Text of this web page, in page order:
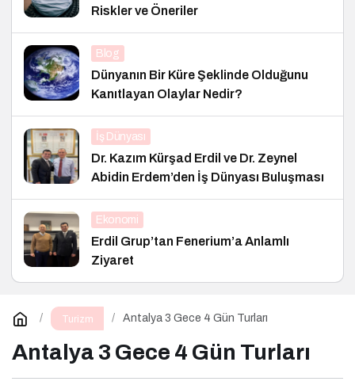
Riskler ve Öneriler
Blog
Dünyanın Bir Küre Şeklinde Olduğunu
Kanıtlayan Olaylar Nedir?
İş Dünyası
Dr. Kazım Kürşad Erdil ve Dr. Zeynel
Abidin Erdem’den İş Dünyası Buluşması
Ekonomi
Erdil Grup’tan Fenerium’a Anlamlı
Ziyaret
Turizm Antalya 3 Gece 4 Gün Turları
Antalya 3 Gece 4 Gün Turları